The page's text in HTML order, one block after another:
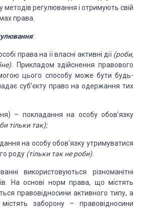
методів регулювання і отримують свій
права.
:
права на її власні активні дії (роби,
Прикладом здійснення правового
цього способу може бути будь-
суб’єкту право на одержання тих
– покладання на особу обов’язку
тільки так);
на особу обов’язку утримуватися
роду (тільки так не роби).
використовуються різноманітні
На основі норм права, що містять
правовідносини активного типу, а
заборону – правовідносини